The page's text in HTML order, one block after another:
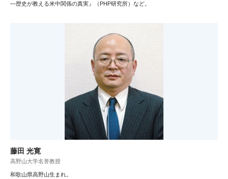
―歴史が教える米中関係の真実』（PHP研究所）など。
藤田 光寛
高野山大学名誉教授
和歌山県高野山生まれ。